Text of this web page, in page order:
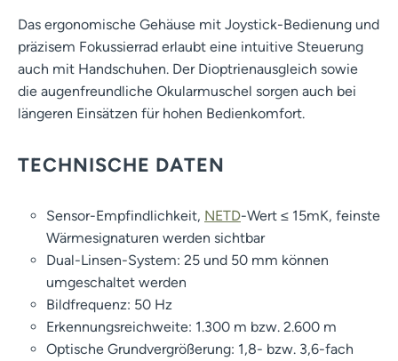
Das ergonomische Gehäuse mit Joystick-Bedienung und
präzisem Fokussierrad erlaubt eine intuitive Steuerung
auch mit Handschuhen. Der Dioptrienausgleich sowie
die augenfreundliche Okularmuschel sorgen auch bei
längeren Einsätzen für hohen Bedienkomfort.
TECHNISCHE DATEN
Sensor-Empfindlichkeit, NETD-Wert ≤ 15mK, feinste
Wärmesignaturen werden sichtbar
Dual-Linsen-System: 25 und 50 mm können
umgeschaltet werden
Bildfrequenz: 50 Hz
Erkennungsreichweite: 1.300 m bzw. 2.600 m
Optische Grundvergrößerung: 1,8- bzw. 3,6-fach